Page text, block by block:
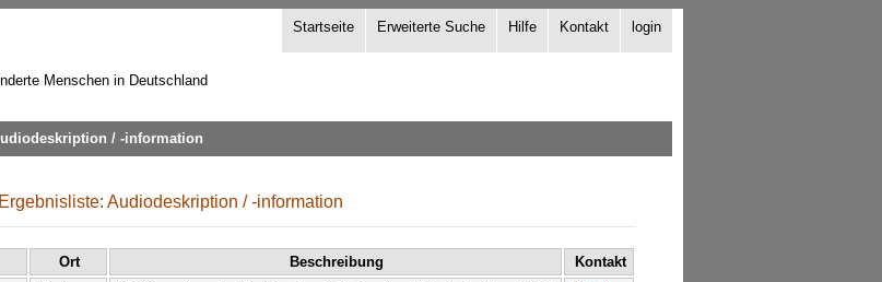
Menschen in Deutschland
/ -information
Startseite Erweiterte Suche Hilfe Kontakt login
Audiodeskription / -information
Ort Beschreibung Kontakt